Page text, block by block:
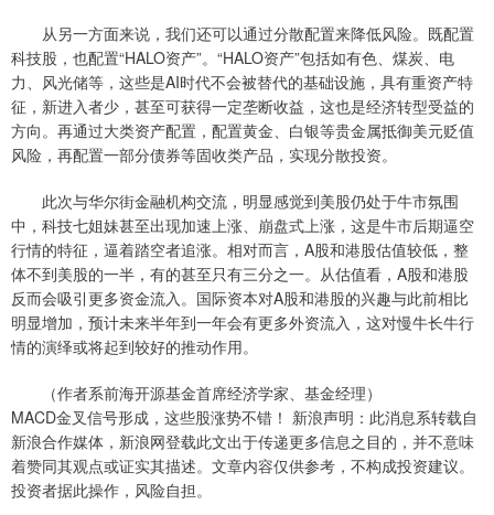
从另一方面来说，我们还可以通过分散配置来降低风险。既配置
科技股，也配置“HALO资产”。“HALO资产”包括如有色、煤炭、电
力、风光储等，这些是AI时代不会被替代的基础设施，具有重资产特
征，新进入者少，甚至可获得一定垄断收益，这也是经济转型受益的
方向。再通过大类资产配置，配置黄金、白银等贵金属抵御美元贬值
风险，再配置一部分债券等固收类产品，实现分散投资。
此次与华尔街金融机构交流，明显感觉到美股仍处于牛市氛围
中，科技七姐妹甚至出现加速上涨、崩盘式上涨，这是牛市后期逼空
行情的特征，逼着踏空者追涨。相对而言，A股和港股估值较低，整
体不到美股的一半，有的甚至只有三分之一。从估值看，A股和港股
反而会吸引更多资金流入。国际资本对A股和港股的兴趣与此前相比
明显增加，预计未来半年到一年会有更多外资流入，这对慢牛长牛行
情的演绎或将起到较好的推动作用。
（作者系前海开源基金首席经济学家、基金经理）
MACD金叉信号形成，这些股涨势不错！ 新浪声明：此消息系转载自
新浪合作媒体，新浪网登载此文出于传递更多信息之目的，并不意味
着赞同其观点或证实其描述。文章内容仅供参考，不构成投资建议。
投资者据此操作，风险自担。